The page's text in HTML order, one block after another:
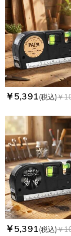
￥5,391(税込)￥
￥5,391(税込)￥